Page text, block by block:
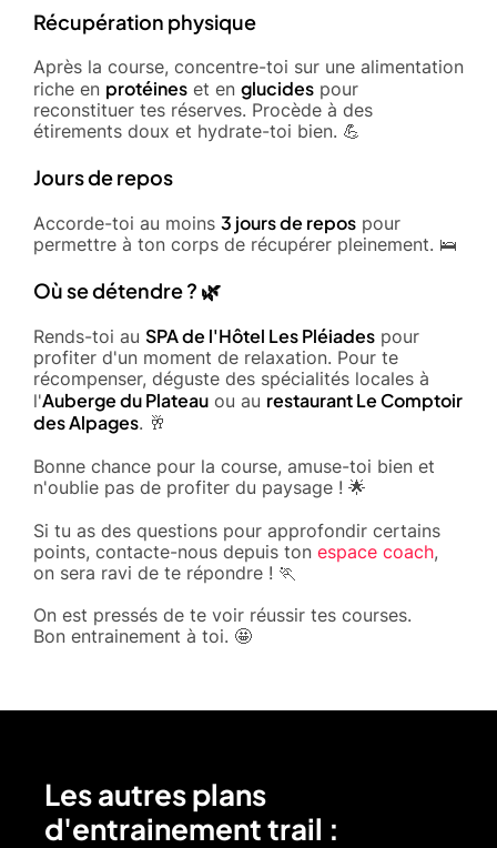
Récupération physique
Après la course, concentre-toi sur une alimentation
riche en protéines et en glucides pour
reconstituer tes réserves. Procède à des
étirements doux et hydrate-toi bien. 💪
Jours de repos
Accorde-toi au moins 3 jours de repos pour
permettre à ton corps de récupérer pleinement. 🛌
Où se détendre ? 🌿
Rends-toi au SPA de l'Hôtel Les Pléiades pour
profiter d'un moment de relaxation. Pour te
récompenser, déguste des spécialités locales à
l'Auberge du Plateau ou au restaurant Le Comptoir
des Alpages. 🥂
Bonne chance pour la course, amuse-toi bien et
n'oublie pas de profiter du paysage ! 🌟
Si tu as des questions pour approfondir certains
points, contacte-nous depuis ton espace coach,
on sera ravi de te répondre ! 🏃
On est pressés de te voir réussir tes courses.
Bon entrainement à toi. 🤩
Les autres plans
d'entrainement trail :